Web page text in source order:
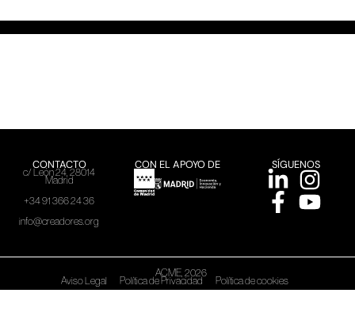
CONTACTO
c/ León 24, 28014
Madrid
+34 91 366 24 36
info@creadores.org
CON EL APOYO DE SÍGUENOS
ACME, 2026
Aviso Legal Política de Privacidad Política de cookies